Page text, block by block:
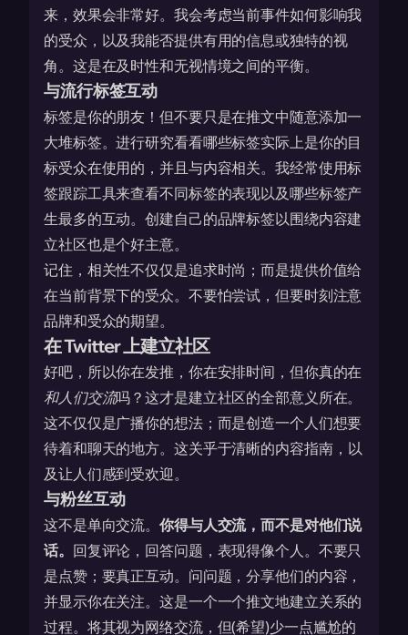
来，效果会非常好。我会考虑当前事件如何影响我
的受众，以及我能否提供有用的信息或独特的视
角。这是在及时性和无视情境之间的平衡。
与流行标签互动
标签是你的朋友！但不要只是在推文中随意添加一
大堆标签。进行研究看看哪些标签实际上是你的目
标受众在使用的，并且与内容相关。我经常使用标
签跟踪工具来查看不同标签的表现以及哪些标签产
生最多的互动。创建自己的品牌标签以围绕内容建
立社区也是个好主意。
记住，相关性不仅仅是追求时尚；而是提供价值给
在当前背景下的受众。不要怕尝试，但要时刻注意
品牌和受众的期望。
在 Twitter 上建立社区
好吧，所以你在发推，你在安排时间，但你真的在
和人们交流吗？这才是建立社区的全部意义所在。
这不仅仅是广播你的想法；而是创造一个人们想要
待着和聊天的地方。这关乎于清晰的内容指南，以
及让人们感到受欢迎。
与粉丝互动
这不是单向交流。你得与人交流，而不是对他们说
话。 回复评论，回答问题，表现得像个人。不要只
是点赞；要真正互动。问问题，分享他们的内容，
并显示你在关注。这是一个一个推文地建立关系的
过程。将其视为网络交流，但(希望)少一点尴尬的